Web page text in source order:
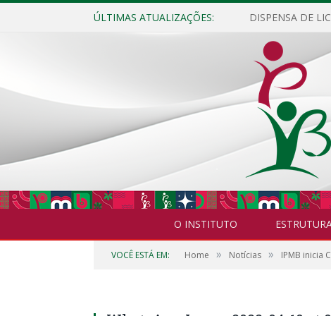
ÚLTIMAS ATUALIZAÇÕES:
O INSTITUTO
VOCÊ ESTÁ EM: Home » Notícias » IPMB inicia